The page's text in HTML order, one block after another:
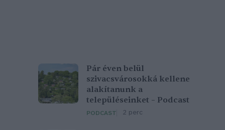
Pár éven belül
szivacsvárosokká kellene
alakítanunk a
településeinket – Podcast
PODCAST 2 perc